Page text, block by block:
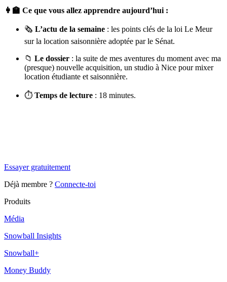
👩‍🏫 Ce que vous allez apprendre aujourd’hui :
🗞️ L’actu de la semaine : les points clés de la loi Le Meur
sur la location saisonnière adoptée par le Sénat.
📁 Le dossier : la suite de mes aventures du moment avec ma
(presque) nouvelle acquisition, un studio à Nice pour mixer
location étudiante et saisonnière.
⏱ Temps de lecture : 18 minutes.
Essayer gratuitement
Déjà membre ? Connecte-toi
Produits
Média
Snowball Insights
Snowball+
Money Buddy